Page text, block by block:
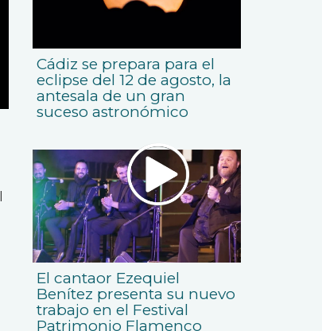
Cádiz se prepara para el
eclipse del 12 de agosto, la
antesala de un gran
suceso astronómico
El cantaor Ezequiel
Benítez presenta su nuevo
trabajo en el Festival
Patrimonio Flamenco